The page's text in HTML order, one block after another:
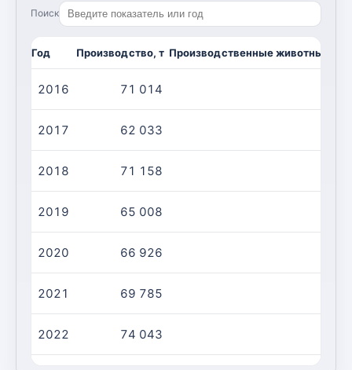
Поиск
Год Производство, т Производственные животные/
2016 71 014
2017 62 033
2018 71 158
2019 65 008
2020 66 926
2021 69 785
2022 74 043